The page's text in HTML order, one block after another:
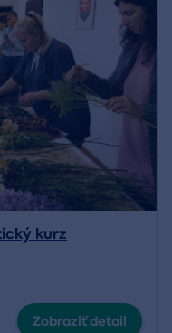
kurz
Zobraziť detail